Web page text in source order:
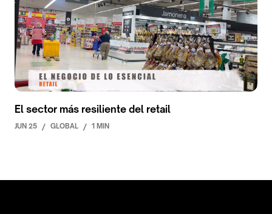
El sector más resiliente del retail
JUN 25 / GLOBAL / 1 MIN